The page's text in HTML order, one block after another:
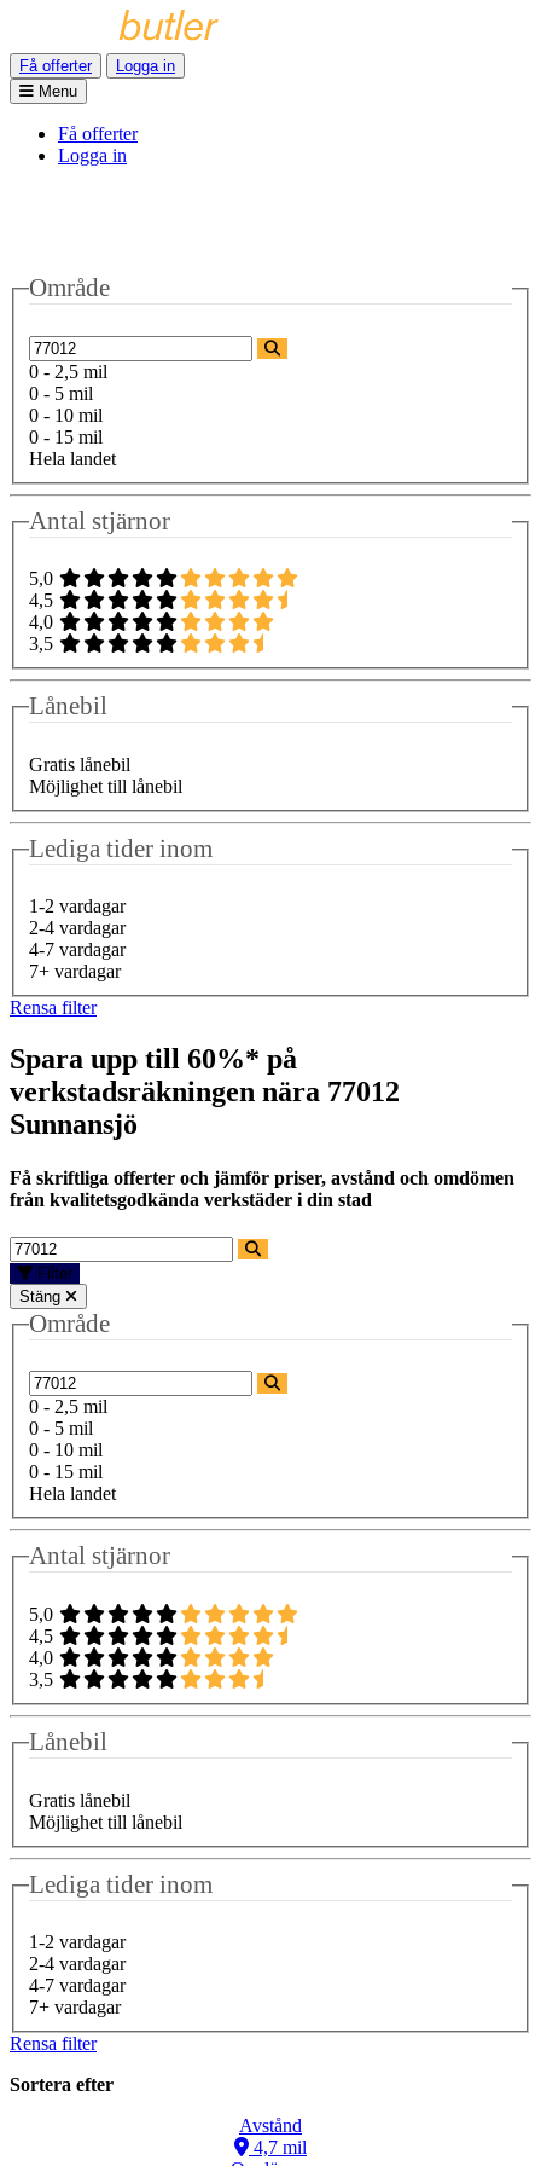
Få offerter
Logga in
Menu
Få offerter
Logga in
Område
0 - 2,5 mil
0 - 5 mil
0 - 10 mil
0 - 15 mil
Hela landet
Antal stjärnor
5,0
4,5
4,0
3,5
Lånebil
Gratis lånebil
Möjlighet till lånebil
Lediga tider inom
1-2 vardagar
2-4 vardagar
4-7 vardagar
7+ vardagar
Rensa filter
Spara upp till 60%* på
verkstadsräkningen nära 77012
Sunnansjö
Få skriftliga offerter och jämför priser, avstånd och omdömen
från kvalitetsgodkända verkstäder i din stad
Filter
Stäng
Område
0 - 2,5 mil
0 - 5 mil
0 - 10 mil
0 - 15 mil
Hela landet
Antal stjärnor
5,0
4,5
4,0
3,5
Lånebil
Gratis lånebil
Möjlighet till lånebil
Lediga tider inom
1-2 vardagar
2-4 vardagar
4-7 vardagar
7+ vardagar
Rensa filter
Sortera efter
Avstånd
4,7 mil